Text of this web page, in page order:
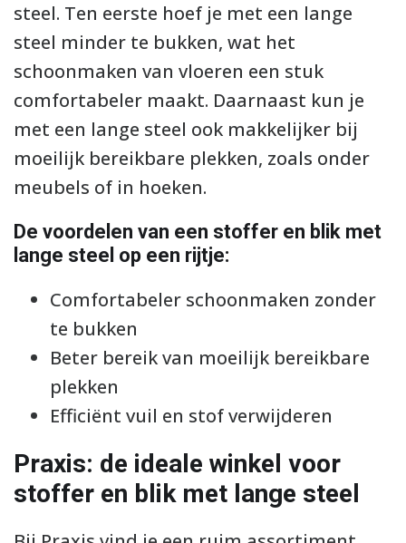
steel. Ten eerste hoef je met een lange
steel minder te bukken, wat het
schoonmaken van vloeren een stuk
comfortabeler maakt. Daarnaast kun je
met een lange steel ook makkelijker bij
moeilijk bereikbare plekken, zoals onder
meubels of in hoeken.
De voordelen van een stoffer en blik met
lange steel op een rijtje:
Comfortabeler schoonmaken zonder
te bukken
Beter bereik van moeilijk bereikbare
plekken
Efficiënt vuil en stof verwijderen
Praxis: de ideale winkel voor
stoffer en blik met lange steel